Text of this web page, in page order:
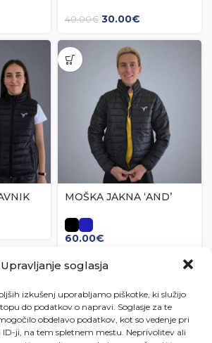
Upravljanje soglasja
izkušenj uporabljamo piškotke, ki služijo
do podatkov o napravi. Soglasje za te
obdelavo podatkov, kot so vedenje pri
ID-ji, na tem spletnem mestu. Neprivolitev ali
40.00€ 30.00€
MOŠKA JAKNA ‘AND’
60.00€